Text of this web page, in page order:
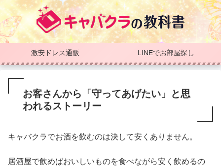
激安ドレス通販 LINEでお部屋探し
お客さんから「守ってあげたい」と思
われるストーリー
キャバクラでお酒を飲むのは決して安くありません。
居酒屋で飲めばおいしいものを食べながら安く飲めるの